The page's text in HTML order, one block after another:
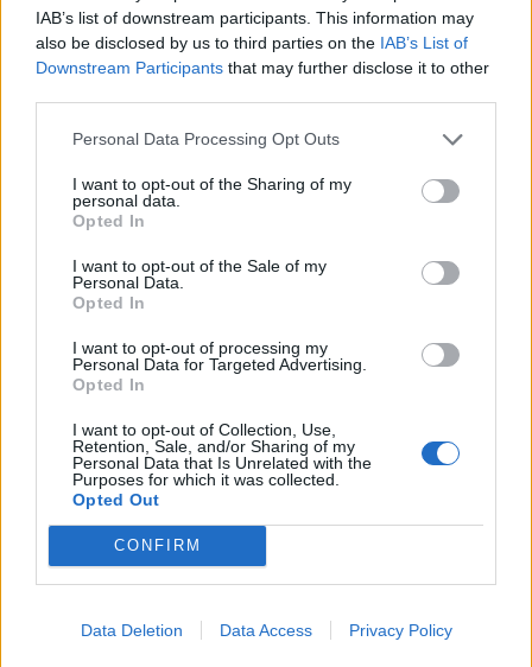
IAB’s list of downstream participants. This information may
also be disclosed by us to third parties on the IAB’s List of
Downstream Participants that may further disclose it to other
Personal Data Processing Opt Outs
I want to opt-out of the Sharing of my
personal data.
Opted In
I want to opt-out of the Sale of my
Personal Data.
Opted In
I want to opt-out of processing my
Personal Data for Targeted Advertising.
Opted In
I want to opt-out of Collection, Use,
Retention, Sale, and/or Sharing of my
Personal Data that Is Unrelated with the
Purposes for which it was collected.
Opted Out
CONFIRM
Data Deletion Data Access Privacy Policy
Apollo Global Management:
Εξαγοράζει την EasyJet έναντι 7,7
δισ. δολαρίων - Η δήλωση του Sir
Στέλιου Χατζηιωάννου
Σαμοθράκη: Σε λειτουργία η
για το ειδικό πρόγραμμα στήριξης
Ο Όμιλος Qualco επεκτείνει τη
την απόκτηση πλειοψηφικού
ποσοστού στη Multiverse
06/08/26|17:45
ΕΥΑΘ: Αποκτά νέες
αρμοδιότητες και επεκτείνεται
στη Χαλκιδική